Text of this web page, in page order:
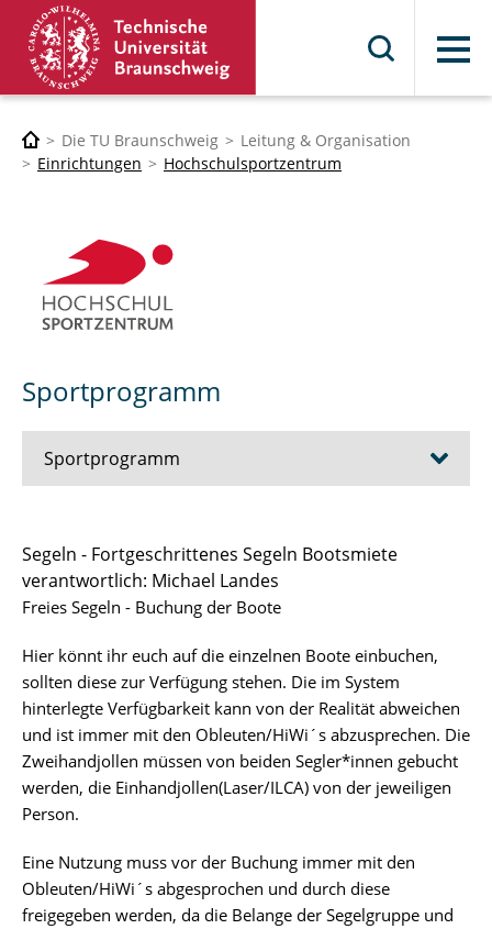
Menü
Die TU Braunschweig
Leitung & Organisation
Einrichtungen
Hochschulsportzentrum
Sportprogramm
Sportprogramm
Buchungs- und Teilnahmebedingungen
Differenzierung der Sportangebote
Feedback Sportangebot
Verletzt im HSP - und nun?
Segeln - Fortgeschrittenes Segeln Bootsmiete
verantwortlich: Michael Landes
Freies Segeln - Buchung der Boote
Hier könnt ihr euch auf die einzelnen Boote einbuchen,
sollten diese zur Verfügung stehen. Die im System
hinterlegte Verfügbarkeit kann von der Realität abweichen
und ist immer mit den Obleuten/HiWi´s abzusprechen. Die
Zweihandjollen müssen von beiden Segler*innen gebucht
werden, die Einhandjollen(Laser/ILCA) von der jeweiligen
Person.
Eine Nutzung muss vor der Buchung immer mit den
Obleuten/HiWi´s abgesprochen und durch diese
freigegeben werden, da die Belange der Segelgruppe und